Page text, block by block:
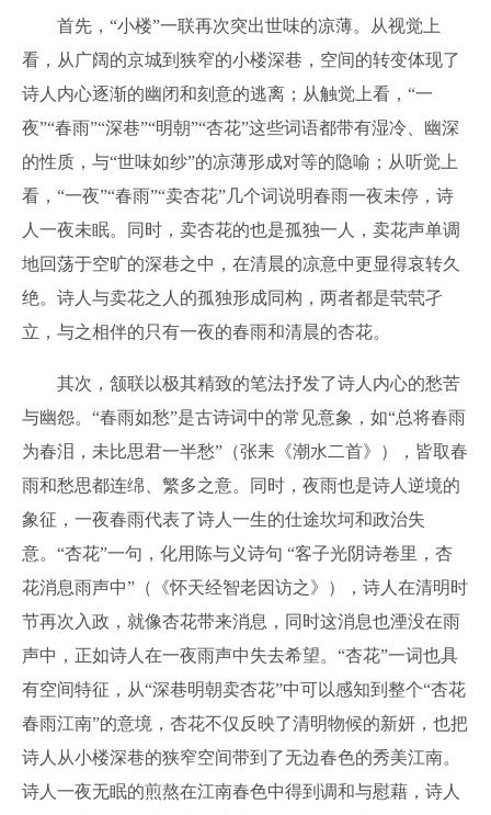
首先，“小楼”一联再次突出世味的凉薄。从视觉上
看，从广阔的京城到狭窄的小楼深巷，空间的转变体现了
诗人内心逐渐的幽闭和刻意的逃离；从触觉上看，“一
夜”“春雨”“深巷”“明朝”“杏花”这些词语都带有湿冷、幽深
的性质，与“世味如纱”的凉薄形成对等的隐喻；从听觉上
看，“一夜”“春雨”“卖杏花”几个词说明春雨一夜未停，诗
人一夜未眠。同时，卖杏花的也是孤独一人，卖花声单调
地回荡于空旷的深巷之中，在清晨的凉意中更显得哀转久
绝。诗人与卖花之人的孤独形成同构，两者都是茕茕孑
立，与之相伴的只有一夜的春雨和清晨的杏花。
其次，颔联以极其精致的笔法抒发了诗人内心的愁苦
与幽怨。“春雨如愁”是古诗词中的常见意象，如“总将春雨
为春泪，未比思君一半愁”（张耒《潮水二首》），皆取春
雨和愁思都连绵、繁多之意。同时，夜雨也是诗人逆境的
象征，一夜春雨代表了诗人一生的仕途坎坷和政治失
意。“杏花”一句，化用陈与义诗句 “客子光阴诗卷里，杏
花消息雨声中”（《怀天经智老因访之》），诗人在清明时
节再次入政，就像杏花带来消息，同时这消息也湮没在雨
声中，正如诗人在一夜雨声中失去希望。“杏花”一词也具
有空间特征，从“深巷明朝卖杏花”中可以感知到整个“杏花
春雨江南”的意境，杏花不仅反映了清明物候的新妍，也把
诗人从小楼深巷的狭窄空间带到了无边春色的秀美江南。
诗人一夜无眠的煎熬在江南春色中得到调和与慰藉，诗人